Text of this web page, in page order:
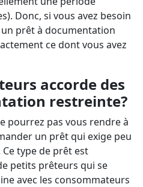
Donc, si vous avez besoin
prêt à documentation
ce dont vous avez
accorde des
restreinte?
pourrez pas vous rendre à
un prêt qui exige peu
type de prêt est
petits prêteurs qui se
avec les consommateurs